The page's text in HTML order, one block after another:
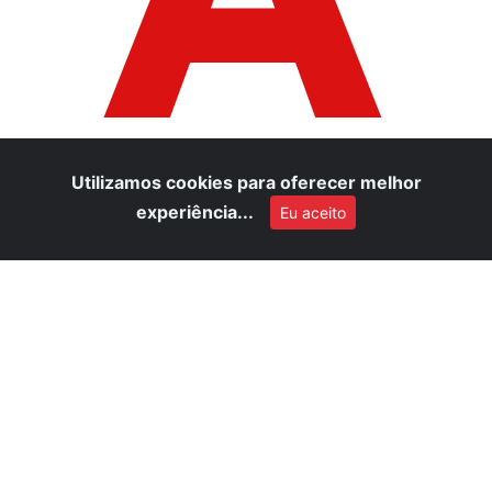
Utilizamos cookies para oferecer melhor
experiência...
Eu aceito